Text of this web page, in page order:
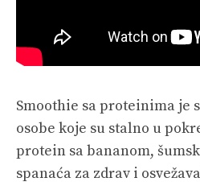
Smoothie sa proteinima je
osobe koje su stalno u
protein sa bananom,
spanaća za zdrav i